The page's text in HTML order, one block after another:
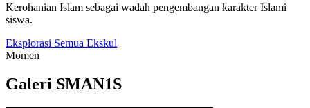
Kerohanian Islam sebagai wadah pengembangan karakter Islami
siswa.
Eksplorasi Semua Ekskul
Momen
Galeri SMAN1S